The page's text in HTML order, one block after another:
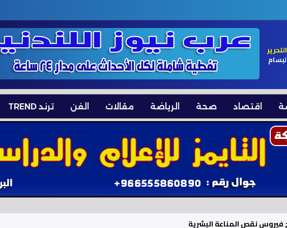
اقتصاد صحة الرياضة مقالات الفن ترند TREND
فيروس نقص المناعة البشرية